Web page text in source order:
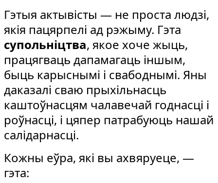
Гэтыя актывісты — не проста людзі,
якія пацярпелі ад рэжыму. Гэта
супольніцтва, якое хоче жыць,
працягваць дапамагаць іншым,
быць карыснымі і свабоднымі. Яны
даказалі сваю прыхільнасць
каштоўнасцям чалавечай годнасці і
роўнасці, і цяпер патрабуюць нашай
салідарнасці.
Кожны еўра, які вы ахвяруеце, —
гэта: